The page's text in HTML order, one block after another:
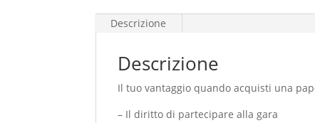
Descrizione
Descrizione
Il tuo vantaggio quando acquisti una
– Il diritto di partecipare alla gara